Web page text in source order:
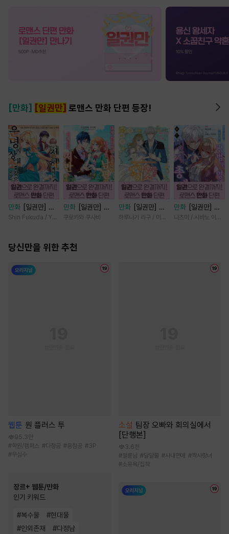
[만화] [일권만] 로맨스 만화 단편 등장!
만화
[일권만] 전
하께서는 오늘도
(웃음) [단행본]
Shin Fukuda / Yoko Kurosu
만화
[일권만] 내
게 간섭하지 않겠
바라봅니다 [단행
쿠로카와 쿠사비
만화
[일권만] 제
약혼은 취소되었습
하루나기 리구 / 미즈메
만화
[일권만] 모
든 것을 포기한 평
나츠미 / 시바노 이즈미
당신만을 위한 추천
웹툰 원 플러스 투
95.3만
#학원/캠퍼스 #다정공 #음침공 #3P
#무심수
장르+ 웹툰/만화
인기 키워드
#복수물 #현대물
#인외존재 #다정남
소설 팀장 오빠와 회의실에서
[단행본]
3.6천
#절륜남 #달달물 #사내연애 #짝사랑녀
#소유욕/집착